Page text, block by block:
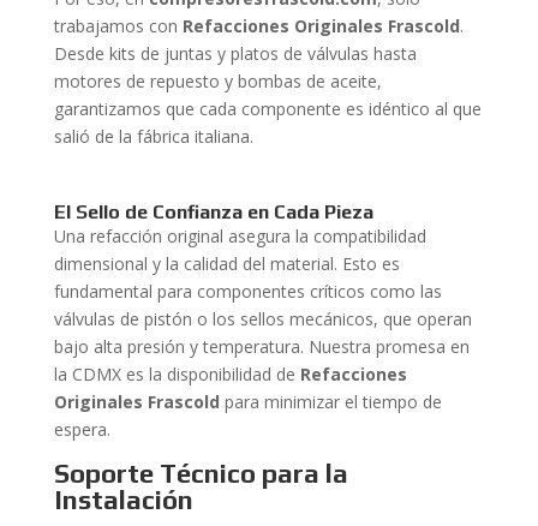
trabajamos con Refacciones Originales Frascold.
Desde kits de juntas y platos de válvulas hasta
motores de repuesto y bombas de aceite,
garantizamos que cada componente es idéntico al que
salió de la fábrica italiana.
El Sello de Confianza en Cada Pieza
Una refacción original asegura la compatibilidad
dimensional y la calidad del material. Esto es
fundamental para componentes críticos como las
válvulas de pistón o los sellos mecánicos, que operan
bajo alta presión y temperatura. Nuestra promesa en
la CDMX es la disponibilidad de Refacciones
Originales Frascold para minimizar el tiempo de
espera.
Soporte Técnico para la
Instalación